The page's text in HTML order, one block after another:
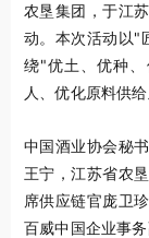
农垦集团，于江
动。本次活动以"
绕"优土、优种
人、优化原料供
中国酒业协会秘
王宁，江苏省农
席供应链官庞卫
百威中国企业事